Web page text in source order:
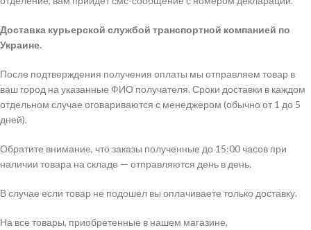
Доставка курьерской службой транспортной компанией по
Украине.
После подтверждения получения оплаты мы отправляем товар в
ваш город на указанные ФИО получателя. Сроки доставки в каждом
отдельном случае оговариваются с менеджером (обычно от 1 до 5
дней).
Обратите внимание, что заказы полученные до 15:00 часов при
наличии товара на складе — отправляются день в день.
В случае если товар не подошел вы оплачиваете только доставку.
На все товары, приобретенные в нашем магазине,